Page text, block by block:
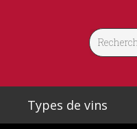
Types de vins